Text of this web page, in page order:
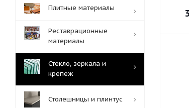
Плитные материалы
Реставрационные
материалы
Стекло, зеркала и
крепеж
Столешницы и плинтус